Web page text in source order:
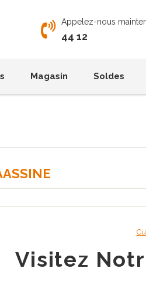
Appelez-nous
44 12
Magasin Soldes
Visitez